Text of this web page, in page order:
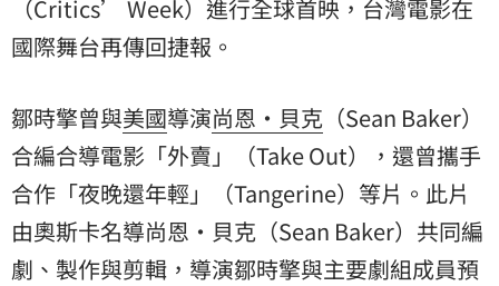
（Critics’ Week）進行全球首映，台灣電影在
國際舞台再傳回捷報。
鄒時擎曾與美國導演尚恩・貝克 （Sean Baker）
合編合導電影「外賣」（Take Out），還曾攜手
合作「夜晚還年輕」（Tangerine）等片。此片
由奧斯卡名導尚恩・貝克（Sean Baker）共同編
劇、製作與剪輯，導演鄒時擎與主要劇組成員預